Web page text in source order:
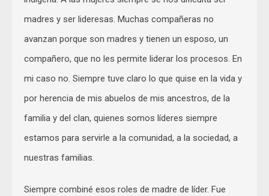
madres y ser lideresas. Muchas compañeras no
avanzan porque son madres y tienen un esposo, un
compañero, que no les permite liderar los procesos. En
mi caso no. Siempre tuve claro lo que quise en la vida y
por herencia de mis abuelos de mis ancestros, de la
familia y del clan, quienes somos líderes siempre
estamos para servirle a la comunidad, a la sociedad, a
nuestras familias.
Siempre combiné esos roles de madre de líder. Fue